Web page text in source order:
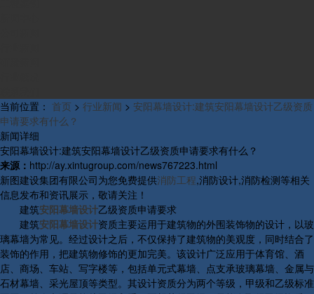
当前位置： 首页 > 行业新闻 > 安阳幕墙设计:建筑安阳幕墙设计乙级资质
申请要求有什么？
新闻详细
安阳幕墙设计:建筑安阳幕墙设计乙级资质申请要求有什么？
来源： http://ay.xintugroup.com/news767223.html
新图建设集团有限公司为您免费提供消防工程,消防设计,消防检测等相关
信息发布和资讯展示，敬请关注！
建筑安阳幕墙设计乙级资质申请要求
建筑安阳幕墙设计资质主要运用于建筑物的外围装饰物的设计，以玻
璃幕墙为常见。经过设计之后，不仅保持了建筑物的美观度，同时结合了
装饰的作用，把建筑物修饰的更加完美。该设计广泛应用于体育馆、酒
店、商场、车站、写字楼等，包括单元式幕墙、点支承玻璃幕墙、金属与
石材幕墙、采光屋顶等类型。其设计资质分为两个等级，甲级和乙级标准